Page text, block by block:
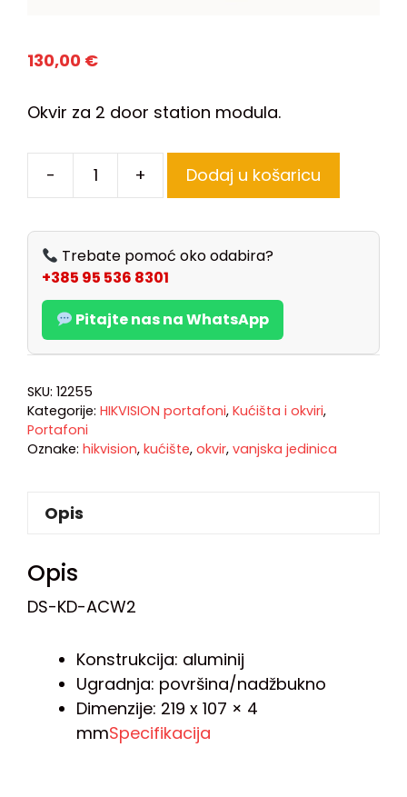
130,00 €
Okvir za 2 door station modula.
- + Dodaj u košaricu
Trebate pomoć oko odabira?
+385 95 536 8301
Pitajte nas na WhatsApp
SKU: 12255
Kategorije: HIKVISION portafoni, Kućišta i okviri,
Portafoni
Oznake: hikvision, kućište, okvir, vanjska jedinica
Opis
Opis
DS-KD-ACW2
Konstrukcija: aluminij
Ugradnja: površina/nadžbukno
Dimenzije: 219 x 107 × 4
mmSpecifikacija